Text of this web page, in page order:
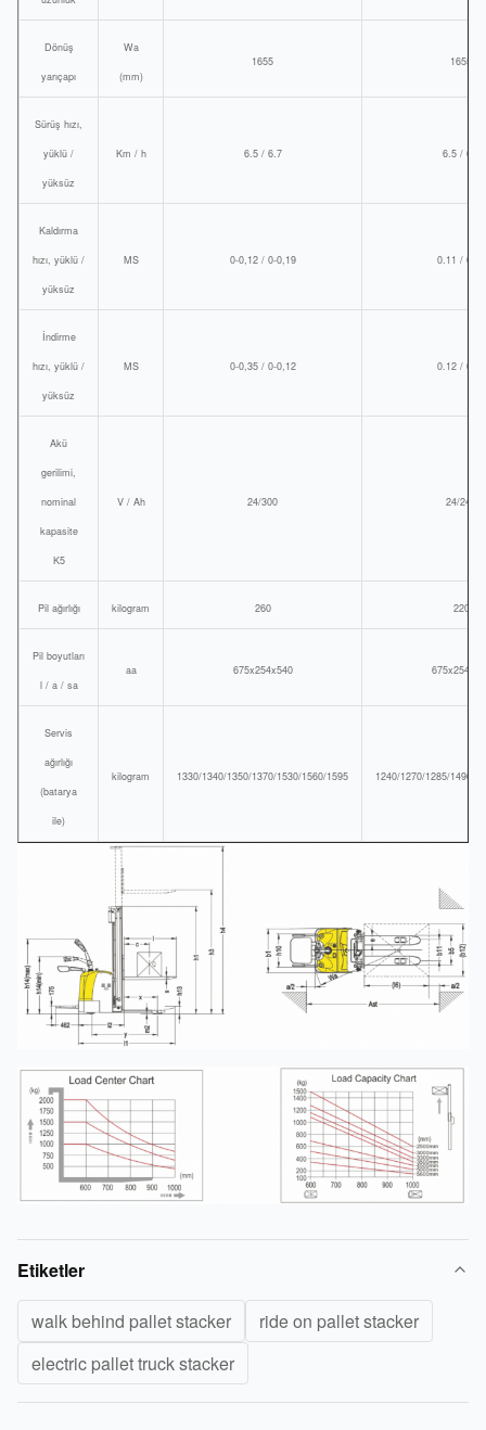
Dönüş
yarıçapı
Wa
(mm)
1655 1655
Sürüş hızı,
yüklü /
yüksüz
Km / h 6.5 / 6.7 6.5 / 6.7
Kaldırma
hızı, yüklü /
yüksüz
MS 0-0,12 / 0-0,19 0.11 / 0.14
İndirme
hızı, yüklü /
yüksüz
MS 0-0,35 / 0-0,12 0.12 / 0.12
Akü
gerilimi,
nominal
kapasite
K5
V / Ah 24/300 24/240
Pil ağırlığı kilogram 260 220
Pil boyutları
l / a / sa
aa 675x254x540
Servis
ağırlığı
(batarya
ile)
kilogram 1330/1340/1350/1370/1530/1560/1595 1240/1270/1285/1490/
Etiketler
walk behind pallet stacker
ride on pallet stacker
electric pallet truck stacker